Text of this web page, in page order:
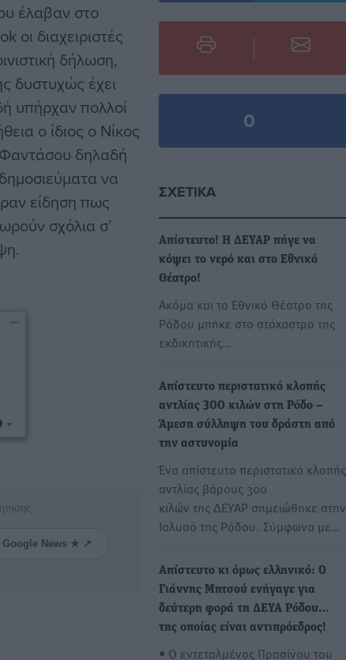
έλαβαν στο
οι διαχειριστές
δήλωση,
δυστυχώς έχει
υπήρχαν πολλοί
ο ίδιος ο Νίκος
δηλαδή
να
είδηση πως
σχόλια σ’
Google News ★ ↗
0
ΣΧΕΤΙΚΆ
Απίστευτο! Η ΔΕΥΑΡ πήγε να
κόψει το νερό και στο Εθνικό
Θέατρο!
Ακόμα και το Εθνικό Θέατρο της
Ρόδου μπήκε στο στόχαστρο της
εκδικητικής…
Απίστευτο περιστατικό κλοπής
αντλίας 300 κιλών στη Ρόδο –
Άμεση σύλληψη του δράστη από
την αστυνομία
Ένα απίστευτο περιστατικό κλοπής
αντλίας βάρους 300
κιλών της ΔΕΥΑΡ σημειώθηκε στην
Ιαλυσό της Ρόδου. Σύμφωνα με…
Απίστευτο κι όμως ελληνικό: Ο
Γιάννης Μητσού ενήγαγε για
δεύτερη φορά τη ΔΕΥΑ Ρόδου…
της οποίας είναι αντιπρόεδρος!
• Ο εντεταλμένος Πρασίνου του